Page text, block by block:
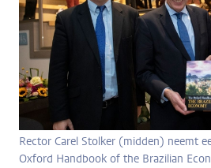
Rector Carel Stolker (midden) neemt
Oxford Handbook of the Brazilian